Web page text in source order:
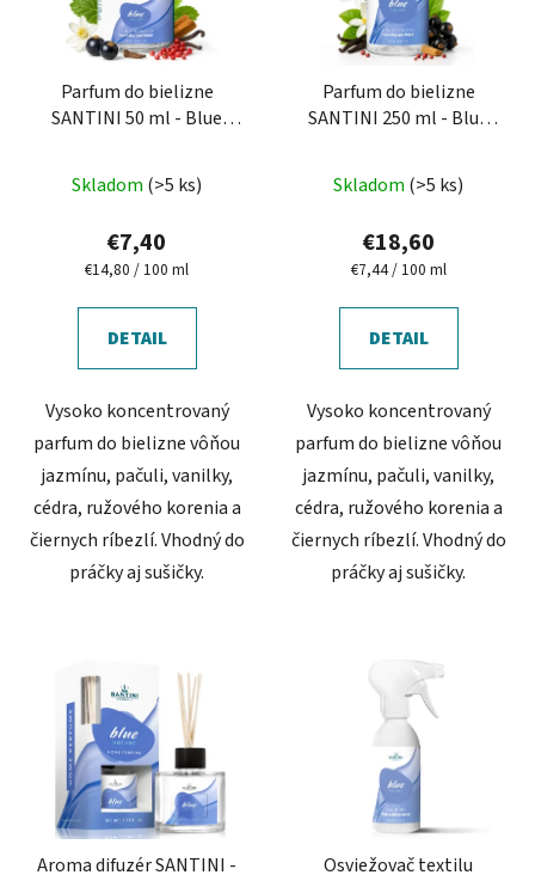
Parfum do bielizne
SANTINI 50 ml - Blue
Skladom (>5 ks)
€7,40
Jednotková
€14,80 / 100 ml
DETAIL
Vysoko koncentrovaný
parfum do bielizne vôňou
jazmínu, pačuli, vanilky,
cédra, ružového korenia a
čiernych ríbezlí. Vhodný do
práčky aj sušičky.
Parfum do bielizne
SANTINI 250 ml - Blue
Skladom (>5 ks)
€18,60
Jednotková
€7,44 / 100 ml
DETAIL
Vysoko koncentrovaný
parfum do bielizne vôňou
jazmínu, pačuli, vanilky,
cédra, ružového korenia a
čiernych ríbezlí. Vhodný do
práčky aj sušičky.
Aroma difuzér SANTINI - Osviežovač textilu